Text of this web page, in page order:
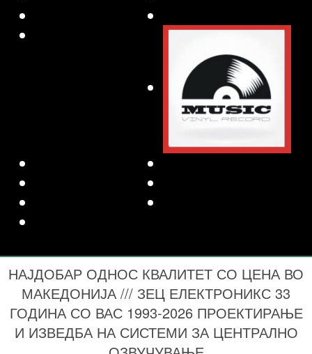
НАЈДОБАР ОДНОС КВАЛИТЕТ СО ЦЕНА ВО
МАКЕДОНИЈА /// ЗЕЦ ЕЛЕКТРОНИКС 33
ГОДИНА СО ВАС 1993-2026 ПРОЕКТИРАЊЕ
И ИЗВЕДБА НА СИСТЕМИ ЗА ЦЕНТРАЛНО